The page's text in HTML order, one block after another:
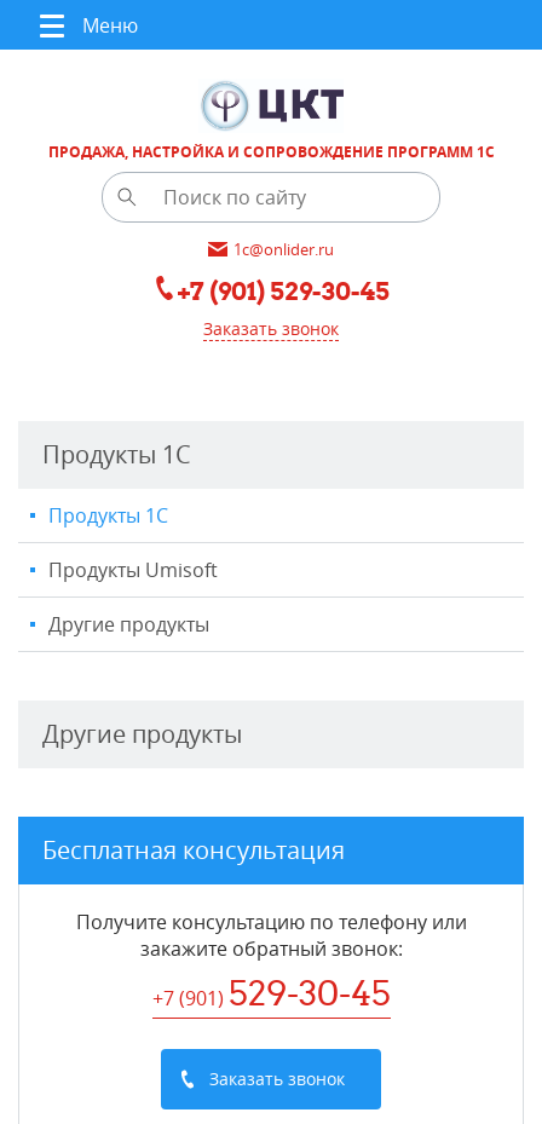
Меню
ПРОДАЖА, НАСТРОЙКА И СОПРОВОЖДЕНИЕ ПРОГРАММ 1С
1c@onlider.ru
+7 (901) 529-30-45
Заказать звонок
Продукты 1С
Продукты 1С
Продукты Umisoft
Другие продукты
Другие продукты
Бесплатная консультация
Получите консультацию по телефону или
закажите обратный звонок:
+7 (901) 529-30-45
Заказать звонок